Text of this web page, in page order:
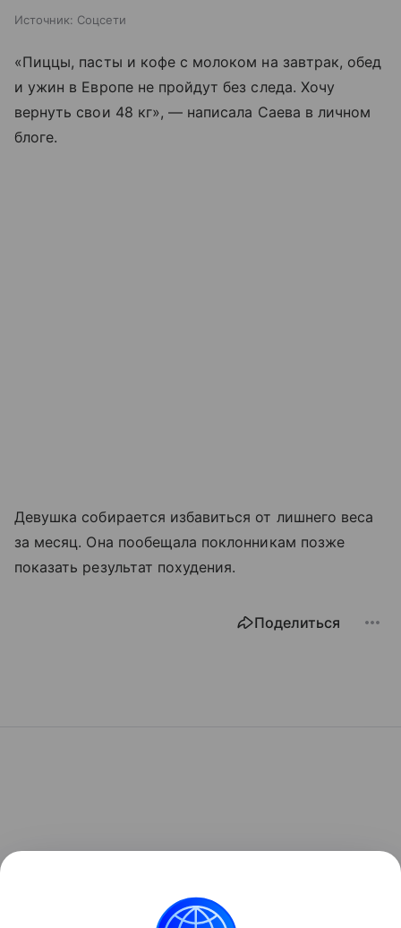
Источник: Соцсети
«Пиццы, пасты и кофе с молоком на завтрак, обед
и ужин в Европе не пройдут без следа. Хочу
вернуть свои 48 кг», — написала Саева в личном
блоге.
Девушка собирается избавиться от лишнего веса
за месяц. Она пообещала поклонникам позже
показать результат похудения.
Поделиться